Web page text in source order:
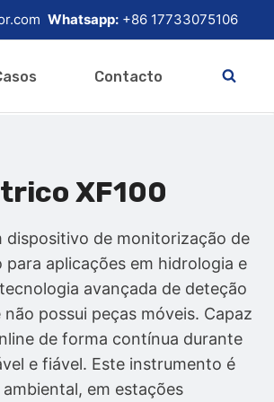
Whatsapp: +86 17733075106
Contacto
XF100
dispositivo de monitorização de
aplicações em hidrologia e
avançada de deteção
possui peças móveis. Capaz
de forma contínua durante
e fiável. Este instrumento é
em estações